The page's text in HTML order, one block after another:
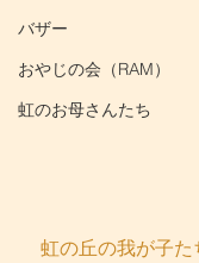
バザー
おやじの会（RAM）
虹のお母さんたち
虹の丘の我が子た